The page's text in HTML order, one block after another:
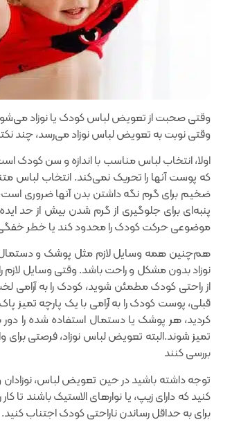
وقتی صحبت از تعویض لباس کودک یا نوزاد
وقتی نوبت به تعویض لباس نوزاد می‌رسد‌، چند
اولا‌، انتخاب لباس مناسب با اندازه و سن کودک
که پوست آنها را تحریک نمی‌کند. انتخاب لباس
ضخیم برای گرم نگه داشتن بدن آنها ضروری
پنبه‌ای برای جلوگیری از گرم شدن بیش از حد
موضوعی حرکت کودک را محدود کند یا خطر خفگی
هم‌چنین همه وسایل لازم مثل پوشک‌ و دستمال
نوزاد بدون مشکل و راحت باشد. وقتی وسایل
از راحتی کودک مطمئن شوید، کودک را به آرامی
قبلی، پوست کودک را به آرامی ‌با یک پارچه تمیز
کردید، هر پوشک یا دستمال استفاده شده را
تمیز شوند.البته تعویض لباس نوزاد، فرصتی برای
بررسی کنند
توجه داشته باشید در حین تعویض لباس، نوزادان
کنید که دارای زیپ‌، یا نوارهای الاستیک باشند
برای به حداقل رساندن ناراحتی کودک اجتناب کنید.